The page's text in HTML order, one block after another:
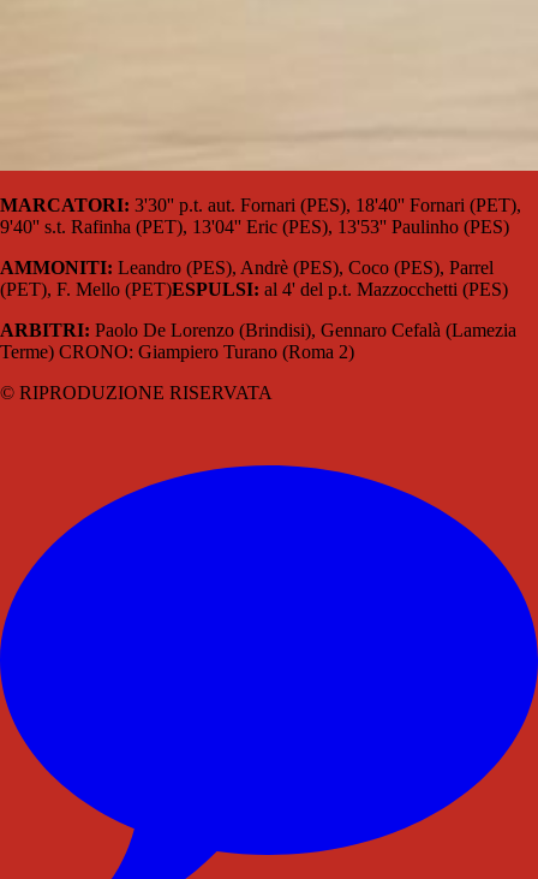
MARCATORI: 3'30'' p.t. aut. Fornari (PES), 18'40'' Fornari (PET),
9'40'' s.t. Rafinha (PET), 13'04'' Eric (PES), 13'53'' Paulinho (PES)
AMMONITI: Leandro (PES), Andrè (PES), Coco (PES), Parrel
(PET), F. Mello (PET)ESPULSI: al 4' del p.t. Mazzocchetti (PES)
ARBITRI: Paolo De Lorenzo (Brindisi), Gennaro Cefalà (Lamezia
Terme) CRONO: Giampiero Turano (Roma 2)
© RIPRODUZIONE RISERVATA